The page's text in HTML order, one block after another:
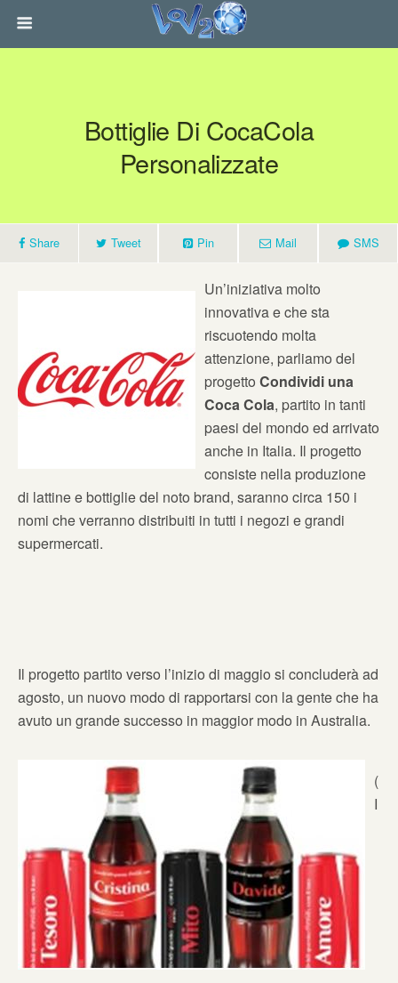
Bottiglie Di CocaCola
Personalizzate
Share Tweet Pin Mail SMS
Un’iniziativa molto
innovativa e che sta
riscuotendo molta
attenzione, parliamo del
progetto Condividi una
Coca Cola, partito in tanti
paesi del mondo ed arrivato
anche in Italia. Il progetto
consiste nella produzione
di lattine e bottiglie del noto brand, saranno circa 150 i
nomi che verranno distribuiti in tutti i negozi e grandi
supermercati.
Il progetto partito verso l’inizio di maggio si concluderà ad
agosto, un nuovo modo di rapportarsi con la gente che ha
avuto un grande successo in maggior modo in Australia.
(
I